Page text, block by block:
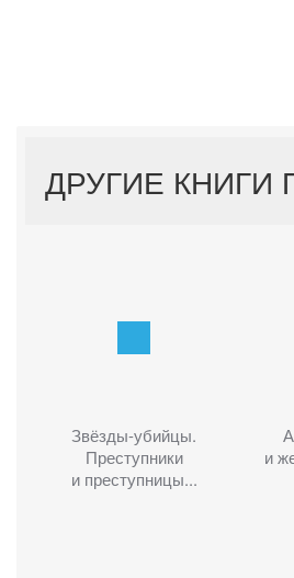
ДРУГИЕ КНИГИ
Звёзды-убийцы.
Преступники
и преступницы...
и